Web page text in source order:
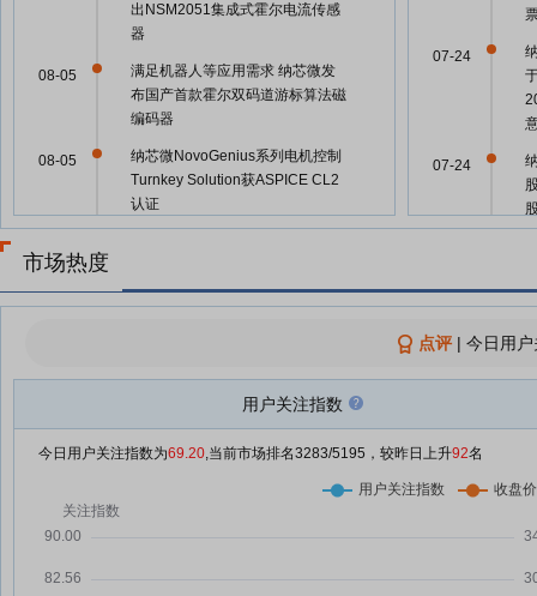
出NSM2051集成式霍尔电流传感
器
满足机器人等应用需求 纳芯微发
布国产首款霍尔双码道游标算法磁
编码器
08-05
纳芯微NovoGenius系列电机控制
Turnkey Solution获ASPICE CL2
认证
08-05
A股股票回购一览：66家公司披露
08-05
纳芯微：融资净偿还1379.13万
元，融资余额17亿元
07-31
国产首款霍尔双码道游标算法磁编
07-24
07-24
市场热度
点评| 今日用
用户关注指数
今日用户关注指数为69.20,当前市场排名3283/5195，较昨日上升92名